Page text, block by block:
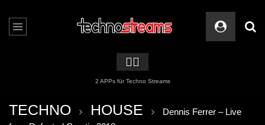
🏳️‍🌈
2 APPs für Techno Streams
TECHNO HOUSE
Dennis Ferrer – Live